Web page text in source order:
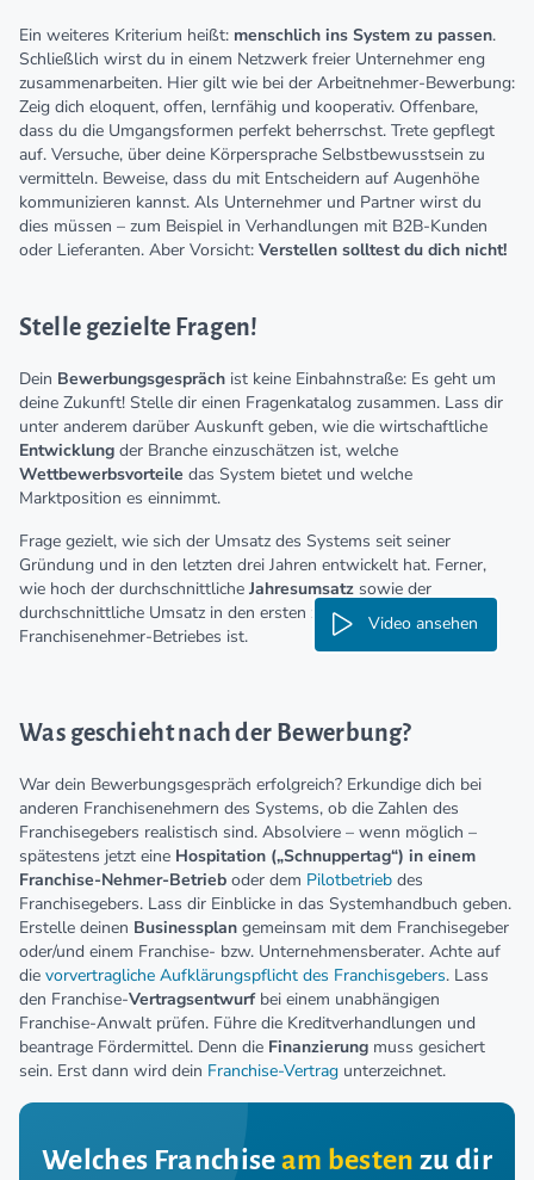
Ein weiteres Kriterium heißt: menschlich ins System zu passen.
Schließlich wirst du in einem Netzwerk freier Unternehmer eng
zusammenarbeiten. Hier gilt wie bei der Arbeitnehmer-Bewerbung:
Zeig dich eloquent, offen, lernfähig und kooperativ. Offenbare,
dass du die Umgangsformen perfekt beherrschst. Trete gepflegt
auf. Versuche, über deine Körpersprache Selbstbewusstsein zu
vermitteln. Beweise, dass du mit Entscheidern auf Augenhöhe
kommunizieren kannst. Als Unternehmer und Partner wirst du
dies müssen – zum Beispiel in Verhandlungen mit B2B-Kunden
oder Lieferanten. Aber Vorsicht: Verstellen solltest du dich nicht!
Stelle gezielte Fragen!
Dein Bewerbungsgespräch ist keine Einbahnstraße: Es geht um
deine Zukunft! Stelle dir einen Fragenkatalog zusammen. Lass dir
unter anderem darüber Auskunft geben, wie die wirtschaftliche
Entwicklung der Branche einzuschätzen ist, welche
Wettbewerbsvorteile das System bietet und welche
Marktposition es einnimmt.
Frage gezielt, wie sich der Umsatz des Systems seit seiner
Gründung und in den letzten drei Jahren entwickelt hat. Ferner,
wie hoch der durchschnittliche Jahresumsatz sowie der
durchschnittliche Umsatz in den ersten zwölf Monaten eines
Franchisenehmer-Betriebes ist.
Video ansehen
Was geschieht nach der Bewerbung?
War dein Bewerbungsgespräch erfolgreich? Erkundige dich bei
anderen Franchisenehmern des Systems, ob die Zahlen des
Franchisegebers realistisch sind. Absolviere – wenn möglich –
spätestens jetzt eine Hospitation („Schnuppertag“) in einem
Franchise-Nehmer-Betrieb oder dem Pilotbetrieb des
Franchisegebers. Lass dir Einblicke in das Systemhandbuch geben.
Erstelle deinen Businessplan gemeinsam mit dem Franchisegeber
oder/und einem Franchise- bzw. Unternehmensberater. Achte auf
die vorvertragliche Aufklärungspflicht des Franchisgebers. Lass
den Franchise-Vertragsentwurf bei einem unabhängigen
Franchise-Anwalt prüfen. Führe die Kreditverhandlungen und
beantrage Fördermittel. Denn die Finanzierung muss gesichert
sein. Erst dann wird dein Franchise-Vertrag unterzeichnet.
Welches Franchiseam besten zu dir